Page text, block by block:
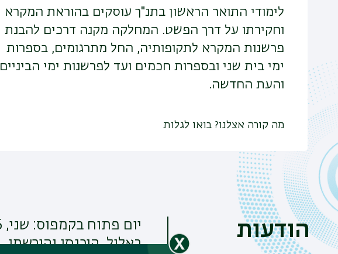
לימודי התואר הראשון בתנ"ך עוסקים בהוראת המקרא
וחקירתו על דרך הפשט. המחלקה מקנה דרכים להבנת
פרשנות המקרא לתקופותיה, החל מתרגומים, בספרות
ימי בית שני ובספרות חכמים ועד לפרשנות ימי הביניים
והעת החדשה.
מה קורה אצלנו? בואו לגלות
הודעות
באלול. היכנסו והירשמו